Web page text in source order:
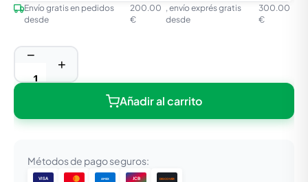
Envío gratis en pedidos
desde
200.00
€
, envío exprés gratis
desde
300.00
€
−
+
Añadir al carrito
Métodos de pago seguros:
VISA AMEX JCB DISCOVER